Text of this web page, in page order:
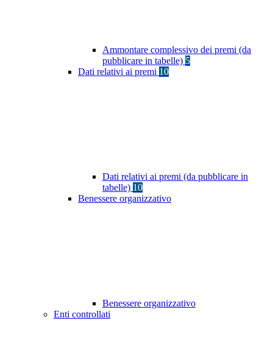
Ammontare complessivo dei premi (da
pubblicare in tabelle) 5
Dati relativi ai premi 10
Dati relativi ai premi (da pubblicare in
tabelle) 10
Benessere organizzativo
Benessere organizzativo
Enti controllati